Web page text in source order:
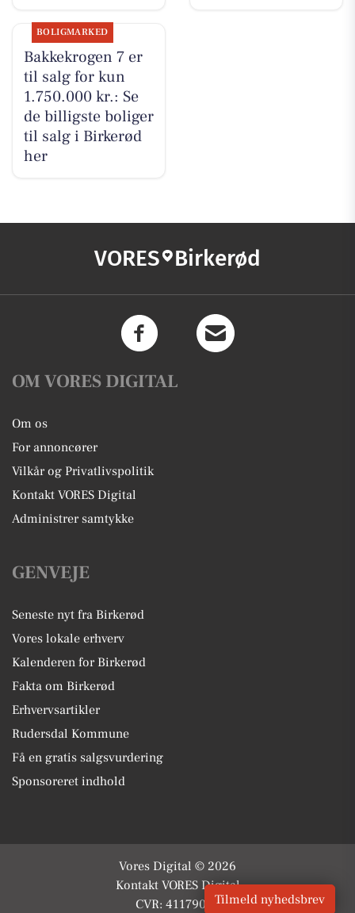
BOLIGMARKED
Bakkekrogen 7 er
til salg for kun
1.750.000 kr.: Se
de billigste boliger
til salg i Birkerød
her
VORES Birkerød
OM VORES DIGITAL
Om os
For annoncører
Vilkår og Privatlivspolitik
Kontakt VORES Digital
Administrer samtykke
GENVEJE
Seneste nyt fra Birkerød
Vores lokale erhverv
Kalenderen for Birkerød
Fakta om Birkerød
Erhvervsartikler
Rudersdal Kommune
Få en gratis salgsvurdering
Sponsoreret indhold
Vores Digital © 2026
Kontakt VORES Digital
CVR: 41179082Tilmeld nyhedsbrev